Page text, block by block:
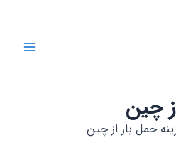
چین
حمل بار از چین